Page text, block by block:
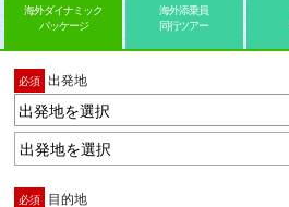
海外ダイナミック
パッケージ
海外添乗員
同行ツアー
必須 出発地
出発地を選択
必須 目的地